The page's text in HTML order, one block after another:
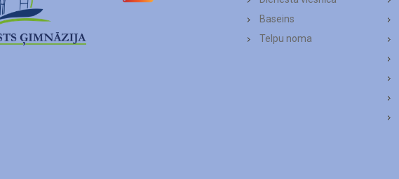
Baseins
Telpu noma